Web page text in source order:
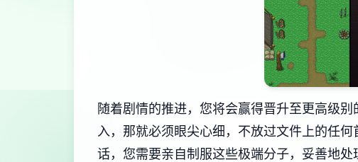
随着剧情的推进，您将会赢得晋升至更高级
入，那就必须眼尖心细，不放过文件上的任
话，您需要亲自制服这些极端分子，妥善地处